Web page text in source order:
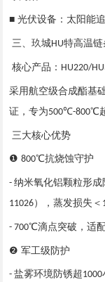
■ 光伏设备：太阳能
三、玖城HU特高温链
核心产品： HU220/
采用航空级合成酯基
证，专为500℃-800℃
三大核心优势
❶800℃抗烧蚀守护
-纳米氧化铝颗粒形
11026），蒸发损失＜
- 700℃滴点突破，适
❷ 军工级防护
-盐雾环境防锈超 1000